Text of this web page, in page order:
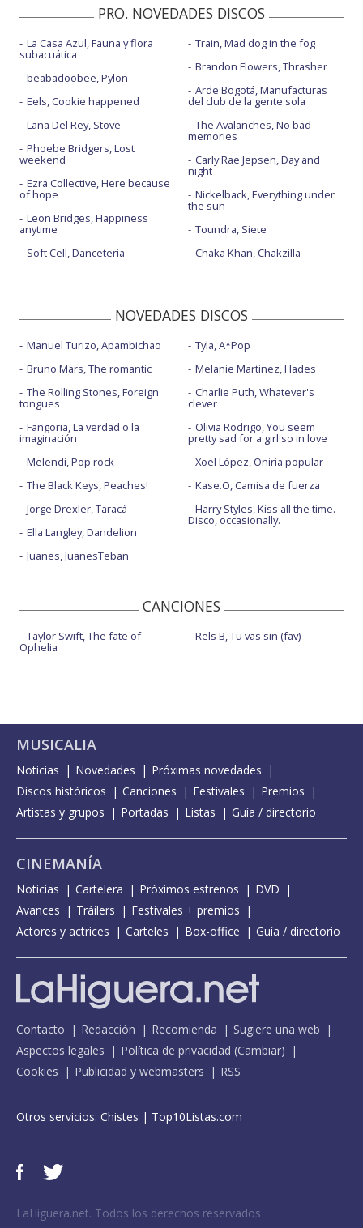
PRO. NOVEDADES DISCOS
La Casa Azul, Fauna y flora
subacuática
beabadoobee, Pylon
Eels, Cookie happened
Lana Del Rey, Stove
Phoebe Bridgers, Lost
weekend
Ezra Collective, Here because
of hope
Leon Bridges, Happiness
anytime
Soft Cell, Danceteria
Train, Mad dog in the fog
Brandon Flowers, Thrasher
Arde Bogotá, Manufacturas
del club de la gente sola
The Avalanches, No bad
memories
Carly Rae Jepsen, Day and
night
Nickelback, Everything under
the sun
Toundra, Siete
Chaka Khan, Chakzilla
NOVEDADES DISCOS
Manuel Turizo, Apambichao
Bruno Mars, The romantic
The Rolling Stones, Foreign
tongues
Fangoria, La verdad o la
imaginación
Melendi, Pop rock
The Black Keys, Peaches!
Jorge Drexler, Taracá
Ella Langley, Dandelion
Juanes, JuanesTeban
Tyla, A*Pop
Melanie Martinez, Hades
Charlie Puth, Whatever's
clever
Olivia Rodrigo, You seem
pretty sad for a girl so in love
Xoel López, Oniria popular
Kase.O, Camisa de fuerza
Harry Styles, Kiss all the time.
Disco, occasionally.
CANCIONES
Taylor Swift, The fate of
Ophelia
Rels B, Tu vas sin (fav)
MUSICALIA
Noticias Novedades
Próximas novedades
Discos históricos
Canciones Festivales
Premios
Artistas y grupos
Portadas Listas Guía / directorio
CINEMANÍA
Noticias Cartelera Próximos estrenos
DVD
Avances
Tráilers
Festivales + premios
Actores y actrices
Carteles Box-office Guía / directorio
Contacto Redacción Recomienda
Sugiere una web
Aspectos legales
Política de privacidad (Cambiar)
Cookies
Publicidad y webmasters RSS
Otros servicios: Chistes | Top10Listas.com
LaHiguera.net. Todos los derechos reservados